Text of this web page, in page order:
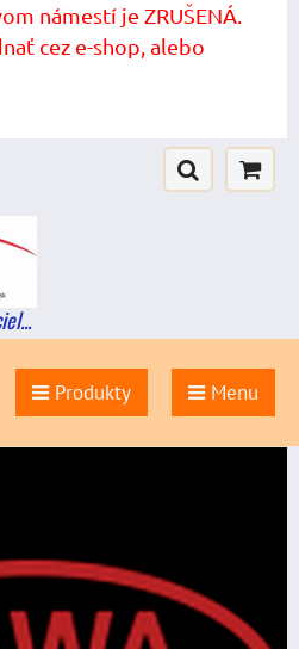
námestí je ZRUŠENÁ.
cez e-shop, alebo
Produkty Menu